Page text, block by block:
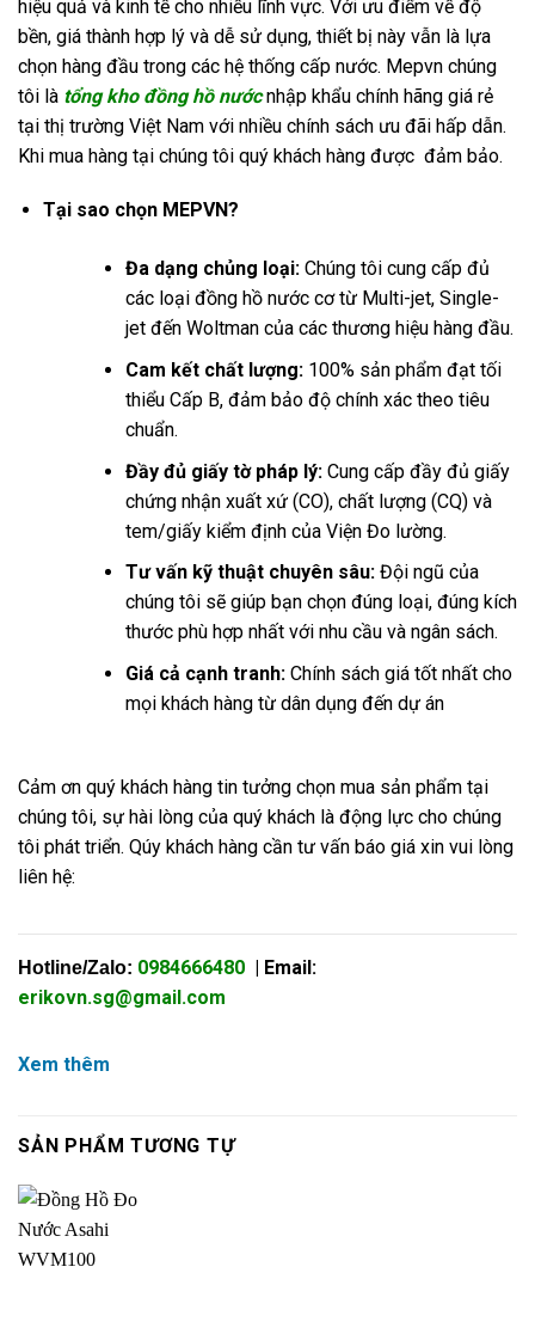
hiệu quả và kinh tế cho nhiều lĩnh vực. Với ưu điểm về độ
bền, giá thành hợp lý và dễ sử dụng, thiết bị này vẫn là lựa
chọn hàng đầu trong các hệ thống cấp nước. Mepvn chúng
tôi là tổng kho đồng hồ nướcnhập khẩu chính hãng giá rẻ
tại thị trường Việt Nam với nhiều chính sách ưu đãi hấp dẫn.
Khi mua hàng tại chúng tôi quý khách hàng được đảm bảo.
Tại sao chọn MEPVN?
Đa dạng chủng loại:Chúng tôi cung cấp đủ
các loại đồng hồ nước cơ từ Multi-jet, Single-
jet đến Woltman của các thương hiệu hàng đầu.
Cam kết chất lượng:100% sản phẩm đạt tối
thiểu Cấp B, đảm bảo độ chính xác theo tiêu
chuẩn.
Đầy đủ giấy tờ pháp lý:Cung cấp đầy đủ giấy
chứng nhận xuất xứ (CO), chất lượng (CQ) và
tem/giấy kiểm định của Viện Đo lường.
Tư vấn kỹ thuật chuyên sâu:Đội ngũ của
chúng tôi sẽ giúp bạn chọn đúng loại, đúng kích
thước phù hợp nhất với nhu cầu và ngân sách.
Giá cả cạnh tranh:Chính sách giá tốt nhất cho
mọi khách hàng từ dân dụng đến dự án
Cảm ơn quý khách hàng tin tưởng chọn mua sản phẩm tại
chúng tôi, sự hài lòng của quý khách là động lực cho chúng
tôi phát triển. Qúy khách hàng cần tư vấn báo giá xin vui lòng
liên hệ:
Hotline/Zalo: 0984666480 | Email:
erikovn.sg@gmail.com
Xem thêm
SẢN PHẨM TƯƠNG TỰ